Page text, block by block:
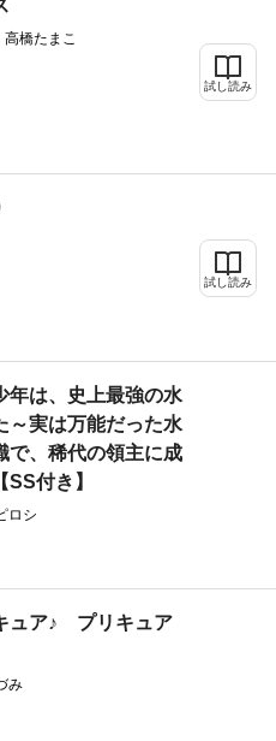
橋たまこ
試し読み
試し読み
年は、史上最強の水
～実は万能だった水
で、稀代の領主に成
SS付き】
ロシ
ュア♪ プリキュア